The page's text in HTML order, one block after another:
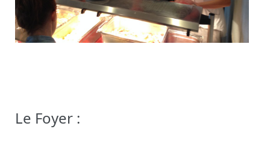
Le Foyer :